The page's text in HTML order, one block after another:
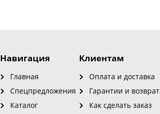
Навигация
Главная
Спецпредложения
Каталог
Клиентам
Оплата и доставка
Гарантии и возврат
Как сделать заказ